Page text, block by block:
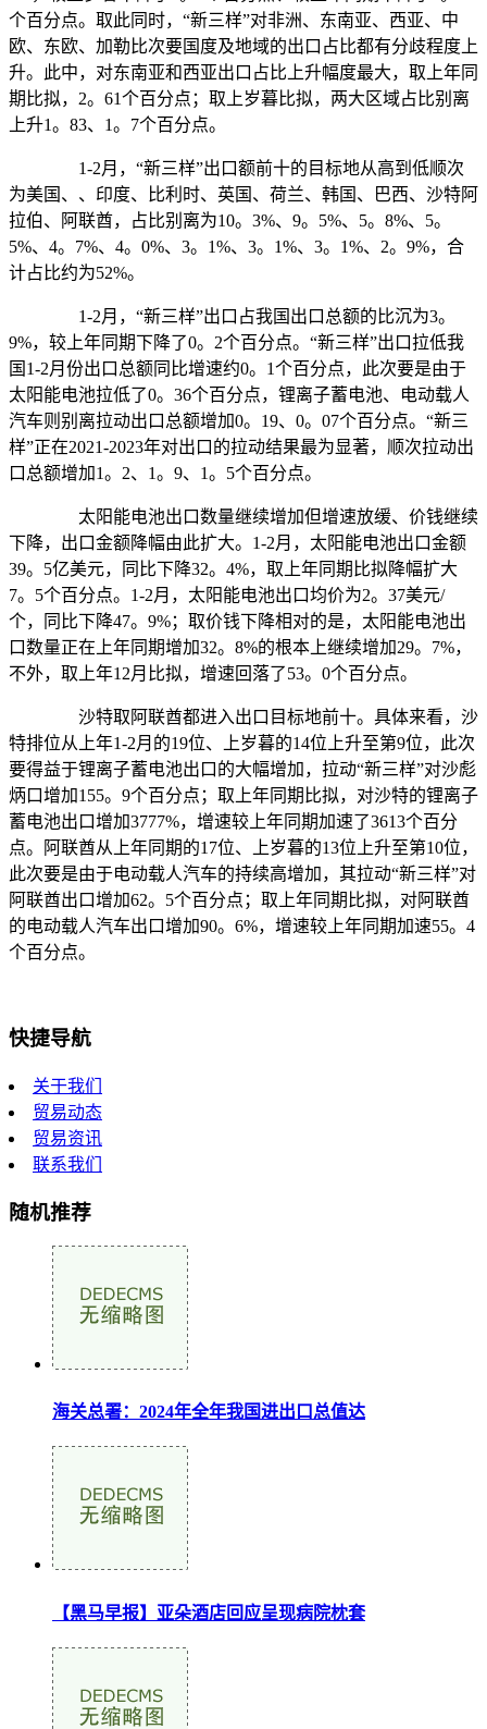
个百分点。取此同时，“新三样”对非洲、东南亚、西亚、中
欧、东欧、加勒比次要国度及地域的出口占比都有分歧程度上
升。此中，对东南亚和西亚出口占比上升幅度最大，取上年同
期比拟，2。61个百分点；取上岁暮比拟，两大区域占比别离
上升1。83、1。7个百分点。
1-2月，“新三样”出口额前十的目标地从高到低顺次
为美国、、印度、比利时、英国、荷兰、韩国、巴西、沙特阿
拉伯、阿联酋，占比别离为10。3%、9。5%、5。8%、5。
5%、4。7%、4。0%、3。1%、3。1%、3。1%、2。9%，合
计占比约为52%。
1-2月，“新三样”出口占我国出口总额的比沉为3。
9%，较上年同期下降了0。2个百分点。“新三样”出口拉低我
国1-2月份出口总额同比增速约0。1个百分点，此次要是由于
太阳能电池拉低了0。36个百分点，锂离子蓄电池、电动载人
汽车则别离拉动出口总额增加0。19、0。07个百分点。“新三
样”正在2021-2023年对出口的拉动结果最为显著，顺次拉动出
口总额增加1。2、1。9、1。5个百分点。
太阳能电池出口数量继续增加但增速放缓、价钱继续
下降，出口金额降幅由此扩大。1-2月，太阳能电池出口金额
39。5亿美元，同比下降32。4%，取上年同期比拟降幅扩大
7。5个百分点。1-2月，太阳能电池出口均价为2。37美元/
个，同比下降47。9%；取价钱下降相对的是，太阳能电池出
口数量正在上年同期增加32。8%的根本上继续增加29。7%，
不外，取上年12月比拟，增速回落了53。0个百分点。
沙特取阿联酋都进入出口目标地前十。具体来看，沙
特排位从上年1-2月的19位、上岁暮的14位上升至第9位，此次
要得益于锂离子蓄电池出口的大幅增加，拉动“新三样”对沙彪
炳口增加155。9个百分点；取上年同期比拟，对沙特的锂离子
蓄电池出口增加3777%，增速较上年同期加速了3613个百分
点。阿联酋从上年同期的17位、上岁暮的13位上升至第10位，
此次要是由于电动载人汽车的持续高增加，其拉动“新三样”对
阿联酋出口增加62。5个百分点；取上年同期比拟，对阿联酋
的电动载人汽车出口增加90。6%，增速较上年同期加速55。4
个百分点。
快捷导航
关于我们
贸易动态
贸易资讯
联系我们
随机推荐
海关总署：2024年全年我国进出口总值达
【黑马早报】亚朵酒店回应呈现病院枕套